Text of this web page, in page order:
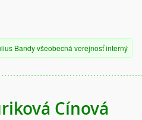
Bandyvšeobecná verejnosťinterný
Cínová